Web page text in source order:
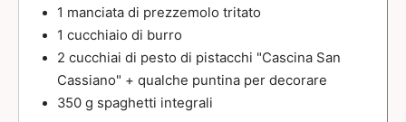
1 manciata di prezzemolo tritato
1 cucchiaio di burro
2 cucchiai di pesto di pistacchi "Cascina San
Cassiano" + qualche puntina per decorare
350 g spaghetti integrali